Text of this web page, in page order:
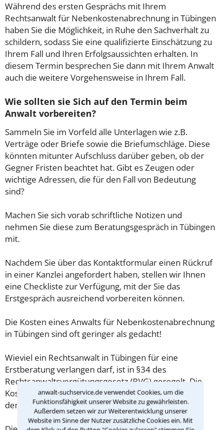
anwalt-suchservice.de verwendet Cookies, um die
Funktionsfähigkeit unserer Website zu gewährleisten.
Außerdem setzen wir zur Weiterentwicklung unserer
Website im Sinne der Nutzer zusätzliche Cookies ein. Mit
Während des ersten Gesprächs mit Ihrem
Rechtsanwalt für Nebenkostenabrechnung in Tübingen
haben Sie die Möglichkeit, in Ruhe den Sachverhalt zu
schildern, sodass Sie eine qualifizierte Einschätzung zu
Ihrem Fall und Ihren Erfolgsaussichten erhalten. In
diesem Termin besprechen Sie dann mit Ihrem Anwalt
auch die weitere Vorgehensweise in Ihrem Fall.
Wie sollten sie Sich auf den Termin beim
Anwalt vorbereiten?
Sammeln Sie im Vorfeld alle Unterlagen wie z.B.
Verträge oder Briefe sowie die Briefumschläge. Diese
könnten mitunter Aufschluss darüber geben, ob der
Gegner Fristen beachtet hat. Gibt es Zeugen oder
wichtige Adressen, die für den Fall von Bedeutung
sind?
Machen Sie sich vorab schriftliche Notizen und
nehmen Sie diese zum Beratungsgespräch in Tübingen
mit.
Nachdem Sie über das Kontaktformular einen Rückruf
in einer Kanzlei angefordert haben, stellen wir Ihnen
eine Checkliste zur Verfügung, mit der Sie das
Erstgespräch ausreichend vorbereiten können.
Die Kosten eines Anwalts für Nebenkostenabrechnung
in Tübingen sind oft geringer als gedacht!
Wieviel ein Rechtsanwalt in Tübingen für eine
Erstberatung verlangen darf, ist in §34 des
Rechtsanwaltsvergütungsgesetz (RVG) geregelt. Die
Kosten für das erste Beratungsgespräch betragen
demnach maximal 190,00 € zzgl. MwSt.